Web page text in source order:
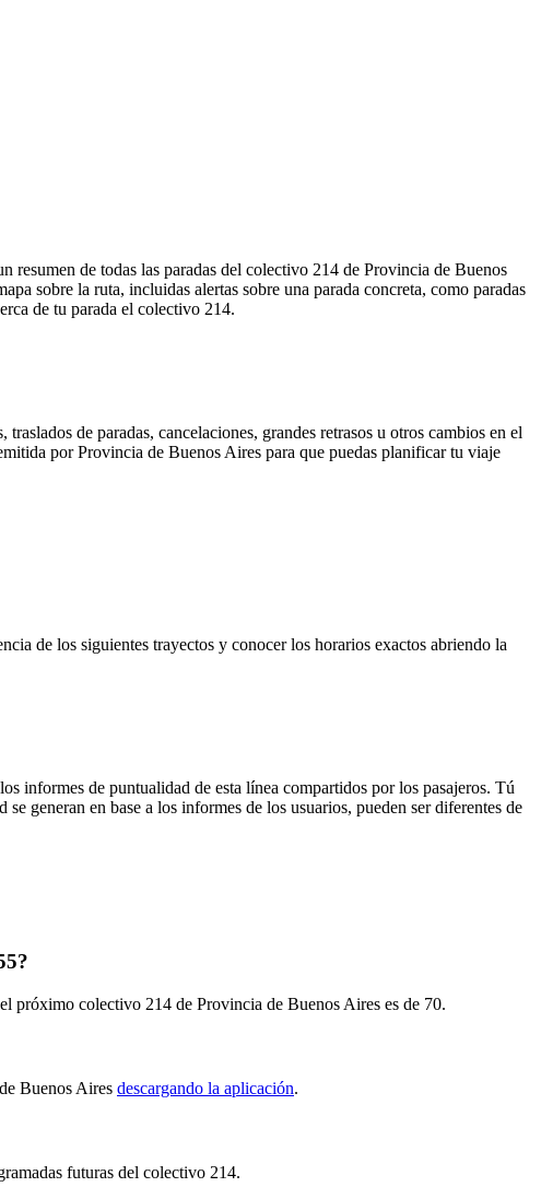
de todas las paradas del colectivo 214 de Provincia de Buenos
sobre la ruta, incluidas alertas sobre una parada concreta, como paradas
de tu parada el colectivo 214.
de paradas, cancelaciones, grandes retrasos u otros cambios en el
por Provincia de Buenos Aires para que puedas planificar tu viaje
de los siguientes trayectos y conocer los horarios exactos abriendo la
informes de puntualidad de esta línea compartidos por los pasajeros. Tú
generan en base a los informes de los usuarios, pueden ser diferentes de
próximo colectivo 214 de Provincia de Buenos Aires es de 70.
Buenos Aires descargando la aplicación.
futuras del colectivo 214.